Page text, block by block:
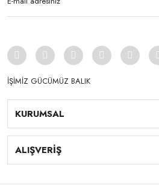
İŞİMİZ GÜCÜMÜZ BALIK
KURUMSAL
ALIŞVERİŞ